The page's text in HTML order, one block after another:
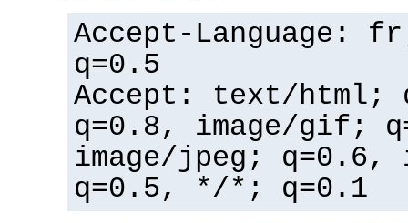
Accept-Language:
q=0.5
Accept: text/html;
q=0.8, image/gif;
image/jpeg; q=0.6,
q=0.5, */*; q=0.1